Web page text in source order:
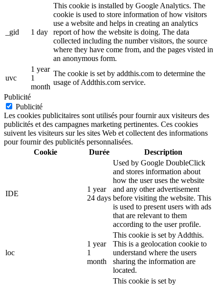
_gid 1 day
This cookie is installed by Google Analytics. The
cookie is used to store information of how visitors
use a website and helps in creating an analytics
report of how the website is doing. The data
collected including the number visitors, the source
where they have come from, and the pages visted in
an anonymous form.
uvc
1 year
1
month
The cookie is set by addthis.com to determine the
usage of Addthis.com service.
Publicité
Publicité
Les cookies publicitaires sont utilisés pour fournir aux visiteurs des
publicités et des campagnes marketing pertinentes. Ces cookies
suivent les visiteurs sur les sites Web et collectent des informations
pour fournir des publicités personnalisées.
Cookie
Durée Description
IDE
1 year
24 days
Used by Google DoubleClick
and stores information about
how the user uses the website
and any other advertisement
before visiting the website. This
is used to present users with ads
that are relevant to them
according to the user profile.
loc
1 year
1
month
This cookie is set by Addthis.
This is a geolocation cookie to
understand where the users
sharing the information are
located.
This cookie is set by